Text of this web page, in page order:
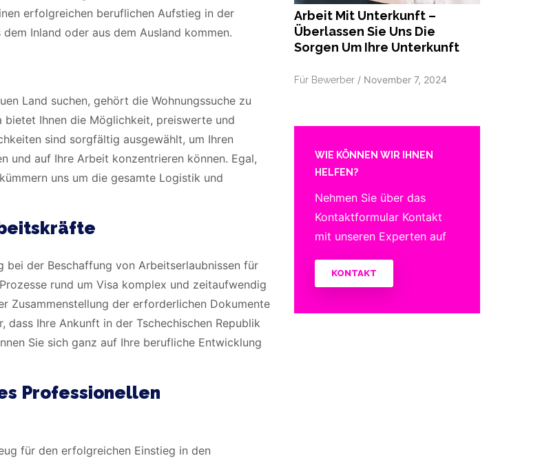
erfolgreichen beruflichen Aufstieg in der
Inland oder aus dem Ausland kommen.
Land suchen, gehört die Wohnungssuche zu
bietet Ihnen die Möglichkeit, preiswerte und
sind sorgfältig ausgewählt, um Ihren
und auf Ihre Arbeit konzentrieren können. Egal,
uns um die gesamte Logistik und
der Beschaffung von Arbeitserlaubnissen für
rund um Visa komplex und zeitaufwendig
Zusammenstellung der erforderlichen Dokumente
Ihre Ankunft in der Tschechischen Republik
Sie sich ganz auf Ihre berufliche Entwicklung
Professionellen
für den erfolgreichen Einstieg in den
Arbeit Mit Unterkunft –
Überlassen Sie Uns Die
Sorgen Um Ihre Unterkunft
Für Bewerber / November 7, 2024
WIE KÖNNEN WIR IHNEN
HELFEN?
Nehmen Sie über das
Kontaktformular Kontakt
mit unseren Experten auf
KONTAKT